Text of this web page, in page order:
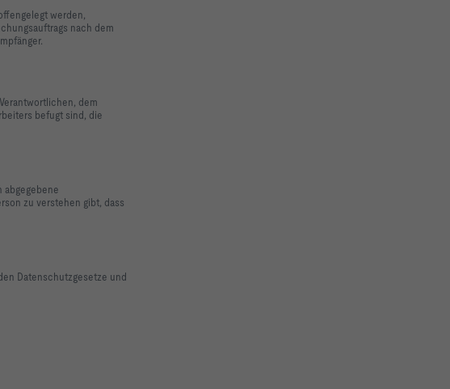
werden,
nach dem
dem
befugt sind, die
zu verstehen gibt, dass
Datenschutzgesetze und